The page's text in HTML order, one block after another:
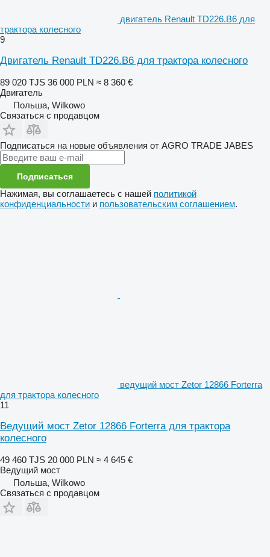
двигатель Renault TD226.B6 для
трактора колесного
9
Двигатель Renault TD226.B6 для трактора колесного
89 020 TJS 36 000 PLN ≈ 8 360 €
Двигатель
Польша, Wilkowo
Связаться с продавцом
Подписаться на новые объявления от AGRO TRADE JABES
Подписаться
Нажимая, вы соглашаетесь с нашей политикой
конфиденциальности и пользовательским соглашением.
ведущий мост Zetor 12866 Forterra
для трактора колесного
11
Ведущий мост Zetor 12866 Forterra для трактора
колесного
49 460 TJS 20 000 PLN ≈ 4 645 €
Ведущий мост
Польша, Wilkowo
Связаться с продавцом